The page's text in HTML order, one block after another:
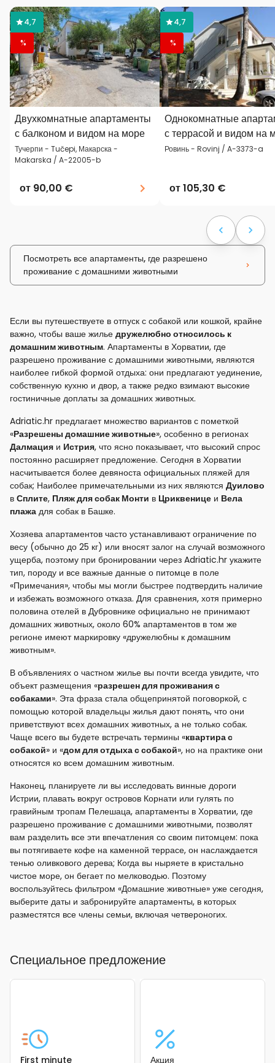
Двухкомнатные апартаменты
с балконом и видом на море
Тучерпи - Tučepi, Макарска -
Makarska / A-22005-b
от 90,00 €
4,7
%
Однокомнатные
с террасой и видом на
Ровинь - Rovinj / A-3373-a
от105,30 €
4,7
%
Посмотреть все апартаменты, где разрешено
проживание с домашними животными
Если вы путешествуете в отпуск с собакой или кошкой, крайне
важно, чтобы ваше жилье дружелюбно относилось к
домашним животным. Апартаменты в Хорватии, где
разрешено проживание с домашними животными, являются
наиболее гибкой формой отдыха: они предлагают уединение,
собственную кухню и двор, а также редко взимают высокие
гостиничные доплаты за домашних животных.
Adriatic.hr предлагает множество вариантов с пометкой
«Разрешены домашние животные», особенно в регионах
Далмация и Истрия, что ясно показывает, что высокий спрос
постоянно расширяет предложение. Сегодня в Хорватии
насчитывается более девяноста официальных пляжей для
собак; Наиболее примечательными из них являются Дуилово
в Сплите, Пляж для собак Монти в Цриквенице и Вела
плажа для собак в Башке.
Хозяева апартаментов часто устанавливают ограничение по
весу (обычно до 25 кг) или вносят залог на случай возможного
ущерба, поэтому при бронировании через Adriatic.hr укажите
тип, породу и все важные данные о питомце в поле
«Примечания», чтобы мы могли быстрее подтвердить наличие
и избежать возможного отказа. Для сравнения, хотя примерно
половина отелей в Дубровнике официально не принимают
домашних животных, около 60% апартаментов в том же
регионе имеют маркировку «дружелюбны к домашним
животным».
В объявлениях о частном жилье вы почти всегда увидите, что
объект размещения «разрешен для проживания с
собаками». Эта фраза стала общепринятой поговоркой, с
помощью которой владельцы жилья дают понять, что они
приветствуют всех домашних животных, а не только собак.
Чаще всего вы будете встречать термины «квартира с
собакой» и «дом для отдыха с собакой», но на практике они
относятся ко всем домашним животным.
Наконец, планируете ли вы исследовать винные дороги
Истрии, плавать вокруг островов Корнати или гулять по
гравийным тропам Пелешаца, апартаменты в Хорватии, где
разрешено проживание с домашними животными, позволят
вам разделить все эти впечатления со своим питомцем: пока
вы потягиваете кофе на каменной террасе, он наслаждается
тенью оливкового дерева; Когда вы ныряете в кристально
чистое море, он бегает по мелководью. Поэтому
воспользуйтесь фильтром «Домашние животные» уже сегодня,
выберите даты и забронируйте апартаменты, в которых
разместятся все члены семьи, включая четвероногих.
Специальное предложение
First minute Акция